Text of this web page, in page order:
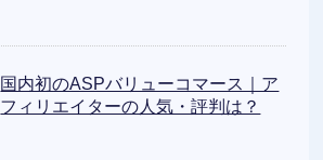
国内初のASPバリューコマース｜ア
フィリエイターの人気・評判は？